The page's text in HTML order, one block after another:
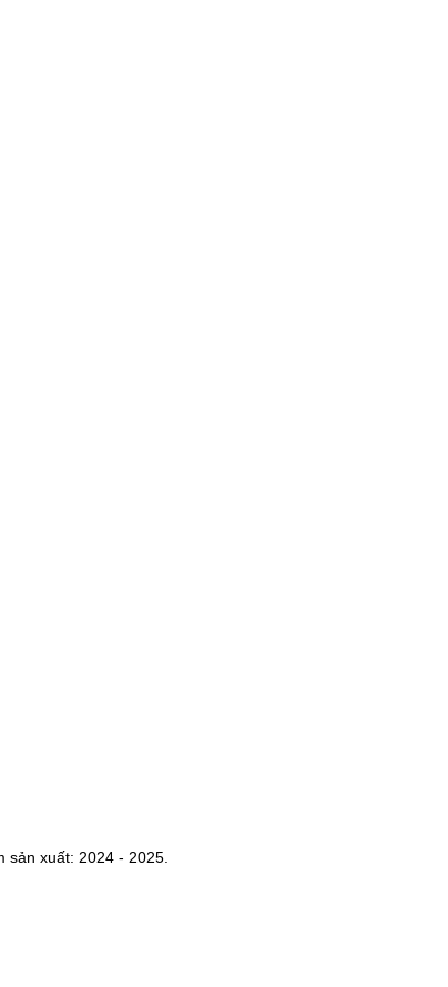
sản xuất: 2024 - 2025.